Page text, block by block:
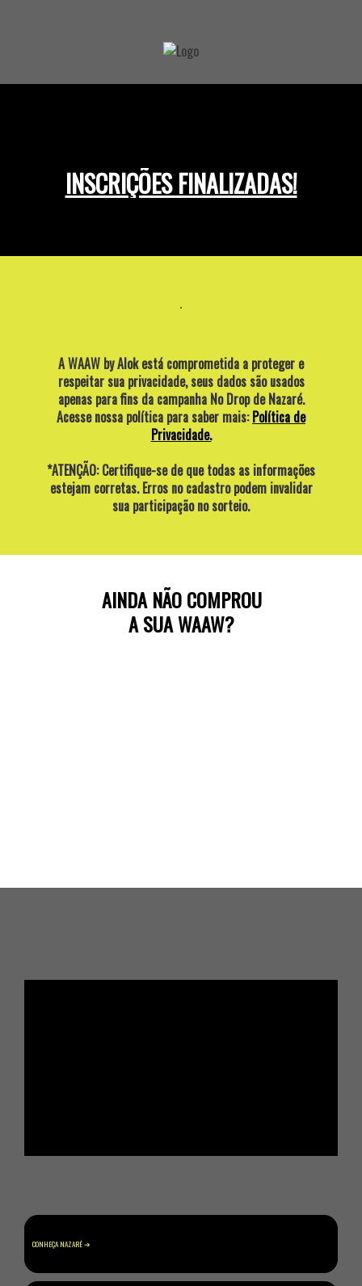
INSCRIÇÕES FINALIZADAS!
A WAAW by Alok está comprometida a proteger e
respeitar sua privacidade, seus dados são usados
apenas para fins da campanha No Drop de Nazaré.
Acesse nossa política para saber mais:Política de
Privacidade.
*ATENÇÃO: Certifique-se de que todas as informações
estejam corretas. Erros no cadastro podem invalidar
sua participação no sorteio.
AINDA NÃO COMPROU
A SUA WAAW?
ㅤCONHEÇA NAZARÉㅤㅤㅤㅤㅤㅤㅤㅤㅤㅤㅤㅤㅤㅤㅤㅤㅤㅤㅤㅤㅤㅤㅤㅤㅤ ➔